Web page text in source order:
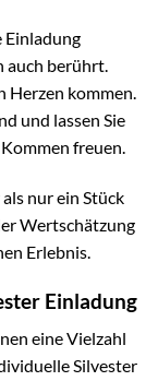
Einladung
auch berührt.
Herzen kommen.
und lassen Sie
freuen.
nur ein Stück
Wertschätzung
Erlebnis.
Einladung
eine Vielzahl
Silvester